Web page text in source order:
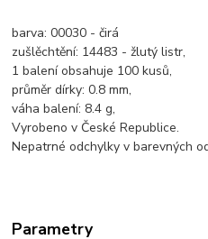
barva: 00030 - čirá
zušlěchtění: 14483 - žlutý listr,
1 balení obsahuje 100 kusů,
průměr dírky: 0.8 mm,
váha balení: 8.4 g,
Vyrobeno v České Republice.
Nepatrné odchylky v barevných
Parametry